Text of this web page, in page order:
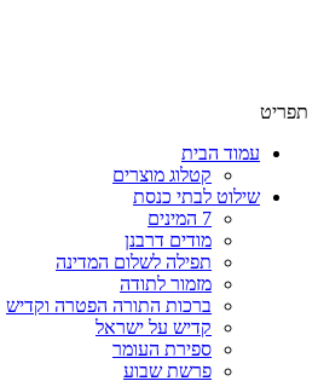
תפריט
עמוד הבית
קטלוג מוצרים
שילוט לבתי כנסת
7 המינים
מודים דרבנן
תפילה לשלום המדינה
מזמור לתודה
ברכות התורה הפטרה וקדיש
קדיש על ישראל
ספירת העומר
פרשת שבוע